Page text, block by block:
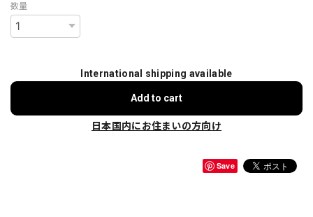
数量
International shipping available
Add to cart
日本国内にお住まいの方向け
Save